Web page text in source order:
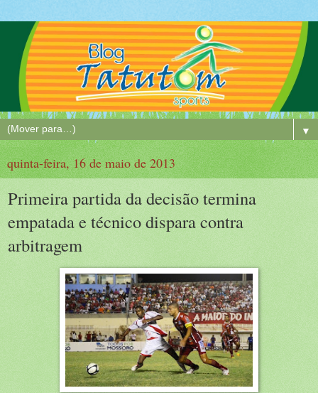
▼
quinta-feira, 16 de maio de 2013
Primeira partida da decisão termina
empatada e técnico dispara contra
arbitragem